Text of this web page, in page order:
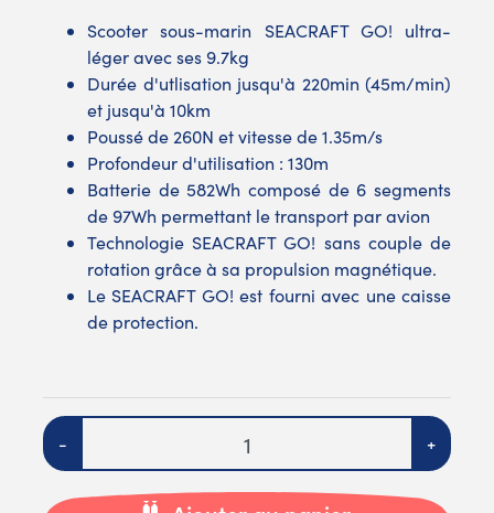
Scooter sous-marin SEACRAFT GO! ultra-
léger avec ses 9.7kg
Durée d'utlisation jusqu'à 220min (45m/min)
et jusqu'à 10km
Poussé de 260N et vitesse de 1.35m/s
Profondeur d'utilisation : 130m
Batterie de 582Wh composé de 6 segments
de 97Wh permettant le transport par avion
Technologie SEACRAFT GO! sans couple de
rotation grâce à sa propulsion magnétique.
Le SEACRAFT GO! est fourni avec une caisse
de protection.
Quantité
- +